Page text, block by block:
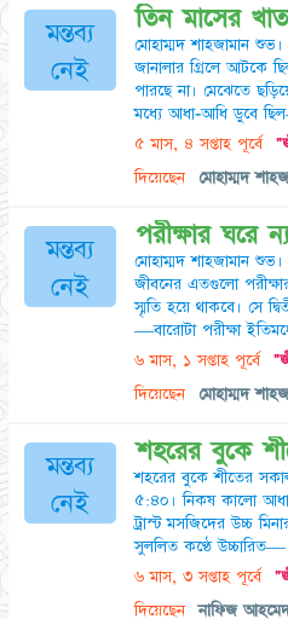
মন্তব্য
নেই
তিন মাসের
মোহাম্মদ শাহজামান
জানালার গ্রিলে আটকে
পারছে না। মেঝেতে
মধ্যে আধা-আধি ডুবে
৫ মাস, ৪ সপ্তাহ পূর্বে
দিয়েছেন
মোহাম্মদ
মন্তব্য
নেই
পরীক্ষার ঘরে
মোহাম্মদ শাহজামান
জীবনের এতগুলো
স্মৃতি হয়ে থাকবে। সে
—বারোটা পরীক্ষা
৬ মাস, ১ সপ্তাহ পূর্বে
দিয়েছেন
মোহাম্মদ
মন্তব্য
নেই
শহরের বুকে
শহরের বুকে শীতের
৫:৪০। নিকষ কালো
ট্রাস্ট মসজিদের উচ্চ
সুললিত কণ্ঠে
৬ মাস, ৩ সপ্তাহ পূর্বে
দিয়েছেন
নাফিজ